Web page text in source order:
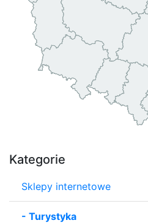
Kategorie
Sklepy internetowe
- Turystyka